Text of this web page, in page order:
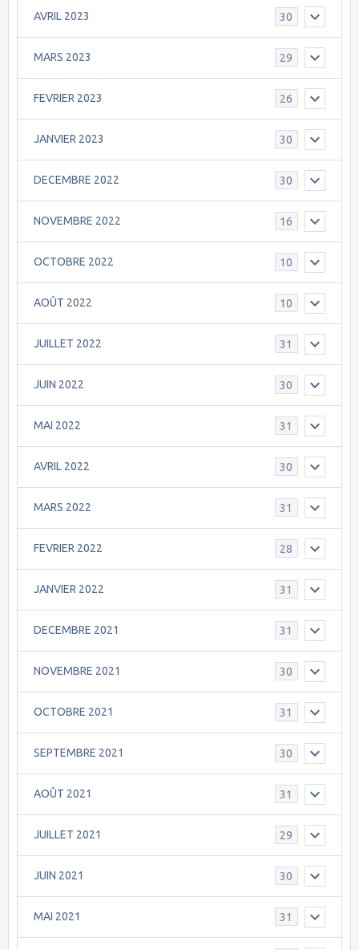
AVRIL 2023 30
MARS 2023 29
FEVRIER 2023 26
JANVIER 2023 30
DECEMBRE 2022 30
NOVEMBRE 2022 16
OCTOBRE 2022 10
AOÛT 2022 10
JUILLET 2022 31
JUIN 2022 30
MAI 2022 31
AVRIL 2022 30
MARS 2022 31
FEVRIER 2022 28
JANVIER 2022 31
DECEMBRE 2021 31
NOVEMBRE 2021 30
OCTOBRE 2021 31
SEPTEMBRE 2021 30
AOÛT 2021 31
JUILLET 2021 29
JUIN 2021 30
MAI 2021 31